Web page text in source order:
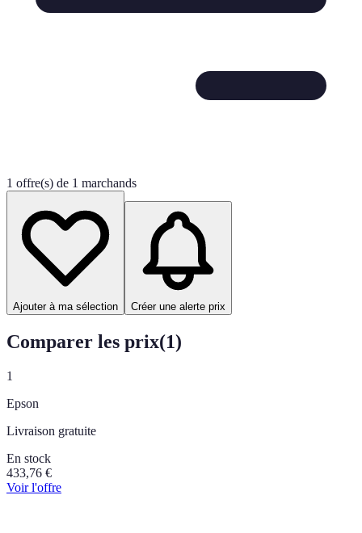
1 offre(s) de 1 marchands
Ajouter à ma sélection Créer une alerte prix
Comparer les prix(1)
1
Epson
Livraison gratuite
En stock
433,76 €
Voir l'offre